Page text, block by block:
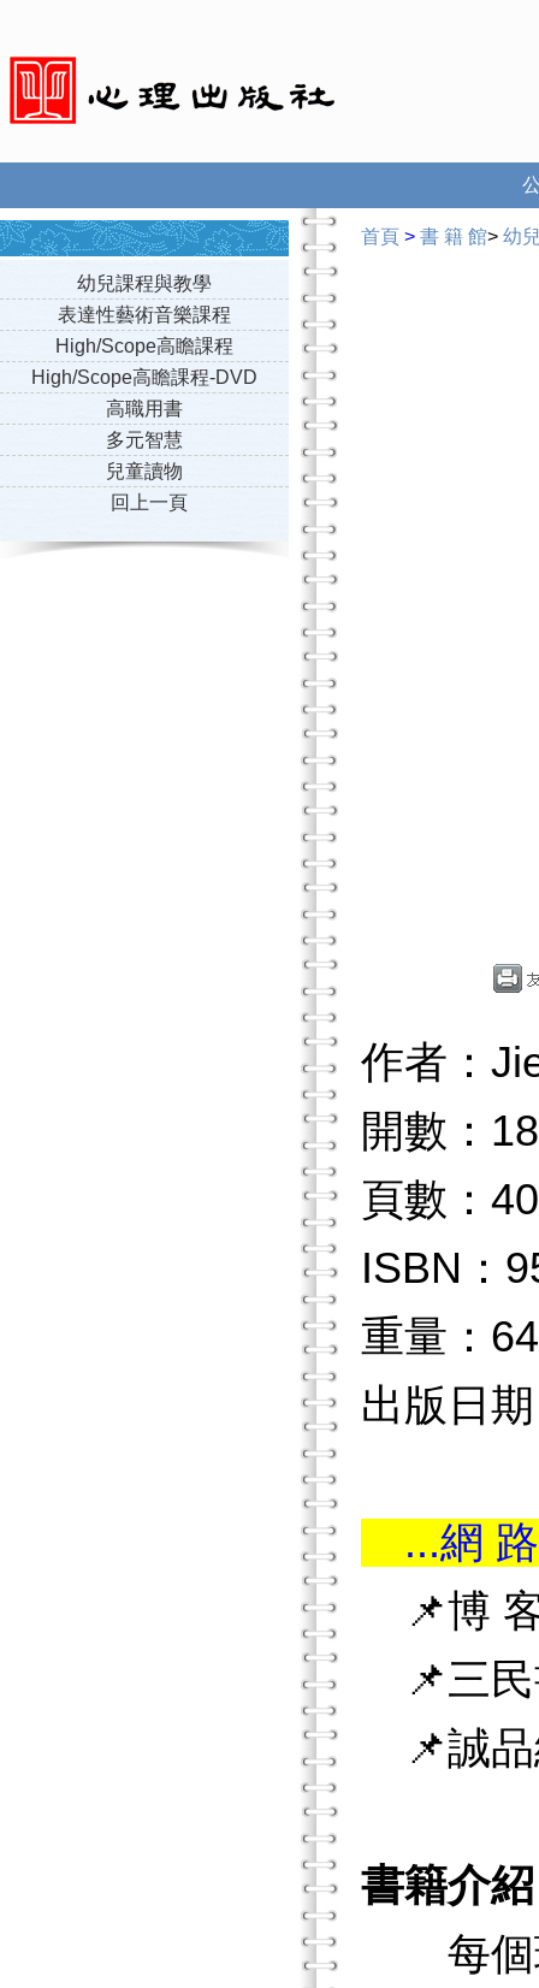
幼兒課程與教學
表達性藝術音樂課程
High/Scope高瞻課程
High/Scope高瞻課程-DVD
高職用書
多元智慧
兒童讀物
回上一頁
首頁 > 書 籍 館> 幼
作者：
開數：18
頁數：
ISBN：
重量：
出版日
...網
📌博
📌三民
📌誠品
書籍介紹
每個班